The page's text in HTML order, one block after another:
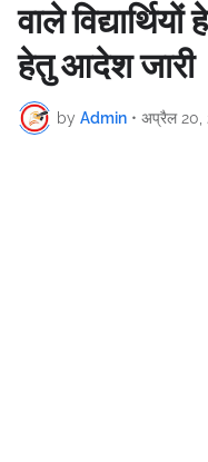
वाले
हेतु आदेश जारी
by Admin • अप्रैल 20,